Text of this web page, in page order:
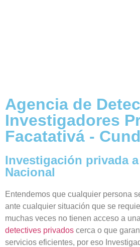
Agencia de
Investigadores
Facatativá -
Investigación privada
Nacional
Entendemos que cualquier persona
ante cualquier situación que se
muchas veces no tienen acceso a
detectives privados cerca o que
servicios eficientes, por eso